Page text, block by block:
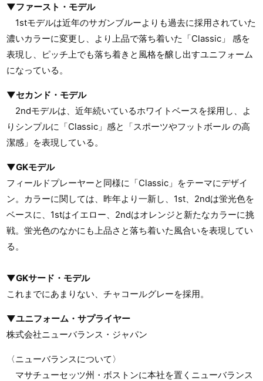
▼ファースト・モデル
1stモデルは近年のサガンブルーよりも過去に採用されていた
濃いカラーに変更し、より上品で落ち着いた「Classic」 感を
表現し、ピッチ上でも落ち着きと風格を醸し出すユニフォーム
になっている。
▼セカンド・モデル
2ndモデルは、近年続いているホワイトベースを採用し、よ
りシンプルに「Classic」感と「スポーツやフットボール の高
潔感」を表現している。
▼GKモデル
フィールドプレーヤーと同様に「Classic」をテーマにデザイ
ン。カラーに関しては、昨年より一新し、1st、2ndは蛍光色を
ベースに、1stはイエロー、2ndはオレンジと新たなカラーに挑
戦。蛍光色のなかにも上品さと落ち着いた風合いを表現してい
る。
▼GKサード・モデル
これまでにあまりない、チャコールグレーを採用。
▼ユニフォーム・サプライヤー
株式会社ニューバランス・ジャパン
〈ニューバランスについて〉
マサチューセッツ州・ボストンに本社を置くニューバランス